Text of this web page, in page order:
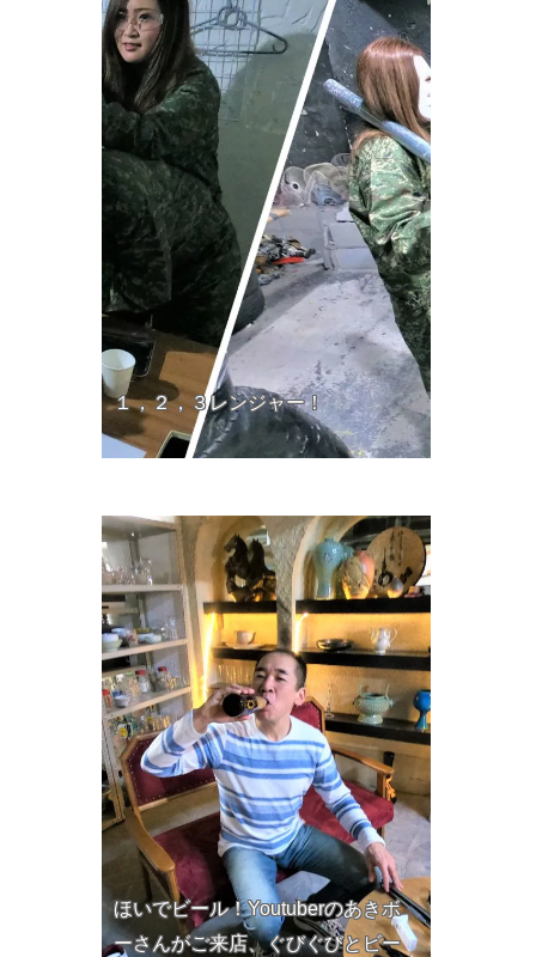
１，２，３レンジャー！
ほいでビール！Youtuberのあきボ
ーさんがご来店、ぐびぐびとビー